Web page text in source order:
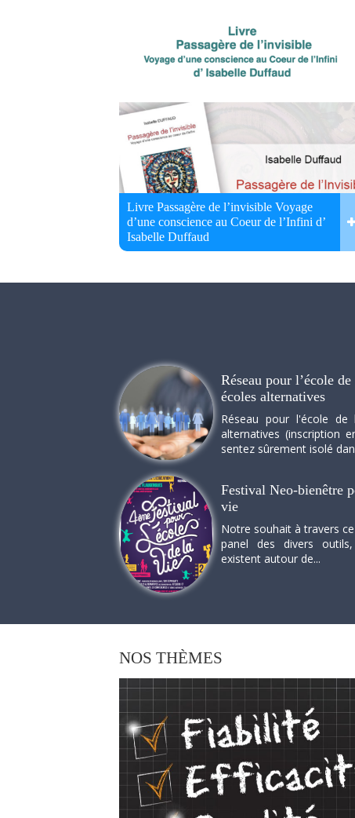
Livre Passagère de l’invisible Voyage
d’une conscience au Coeur de l’Infini d’
Isabelle Duffaud
Réseau pour l’école
écoles alternatives
Réseau pour l'école
alternatives (inscription
sentez sûrement isolé
Festival Neo-bienêtre
vie
Notre souhait à travers
panel des divers
existent autour de...
NOS THÈMES